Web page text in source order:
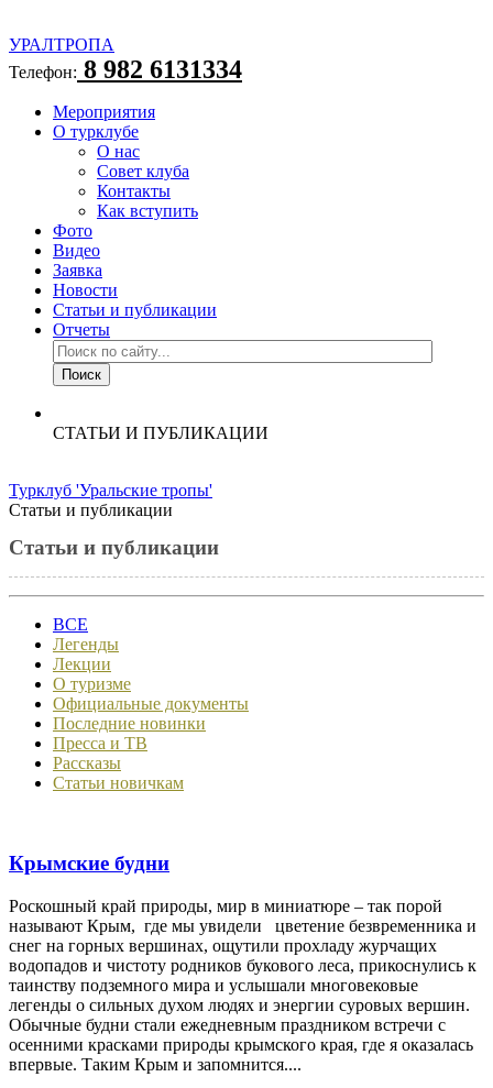
УРАЛТРОПА
Телефон: 8 982 6131334
Мероприятия
О турклубе
О нас
Совет клуба
Контакты
Как вступить
Фото
Видео
Заявка
Новости
Статьи и публикации
Отчеты
СТАТЬИ И ПУБЛИКАЦИИ
Турклуб 'Уральские тропы'
Статьи и публикации
Статьи и публикации
ВСЕ
Легенды
Лекции
О туризме
Официальные документы
Последние новинки
Пресса и ТВ
Рассказы
Статьи новичкам
Крымские будни
Роскошный край природы, мир в миниатюре – так порой
называют Крым, где мы увидели цветение безвременника и
снег на горных вершинах, ощутили прохладу журчащих
водопадов и чистоту родников букового леса, прикоснулись к
таинству подземного мира и услышали многовековые
легенды о сильных духом людях и энергии суровых вершин.
Обычные будни стали ежедневным праздником встречи с
осенними красками природы крымского края, где я оказалась
впервые. Таким Крым и запомнится....